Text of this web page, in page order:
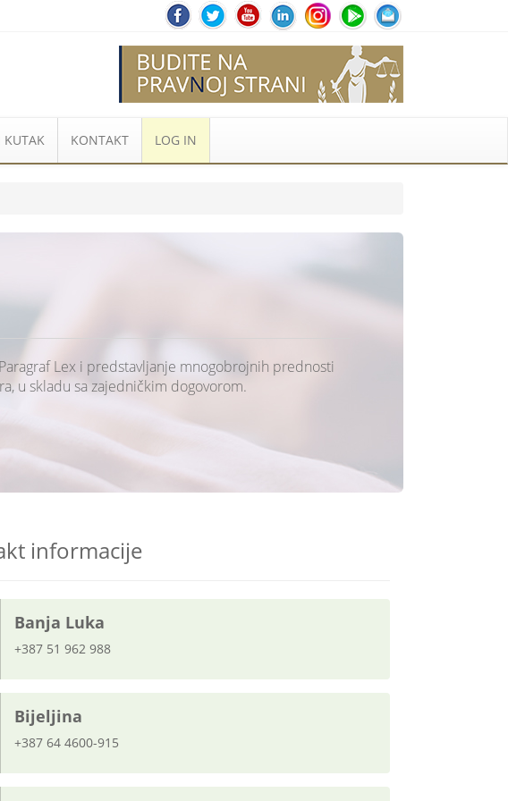
KUTAK KONTAKT LOG IN
Lex i predstavljanje mnogobrojnih prednosti
u skladu sa zajedničkim dogovorom.
informacije
Banja Luka
+387 51 962 988
Bijeljina
+387 64 4600-915